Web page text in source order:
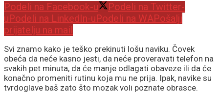
Podeli na Facebook-u
Podeli na Twitter-
uPodeli na LinkedIn-uPodeli na WAPošalji
prijatelju na mail
Svi znamo kako je teško prekinuti lošu naviku. Čovek
obeća da neće kasno jesti, da neće proveravati telefon na
svakih pet minuta, da će manje odlagati obaveze ili da će
konačno promeniti rutinu koja mu ne prija. Ipak, navike su
tvrdoglave baš zato što mozak voli poznate obrasce.